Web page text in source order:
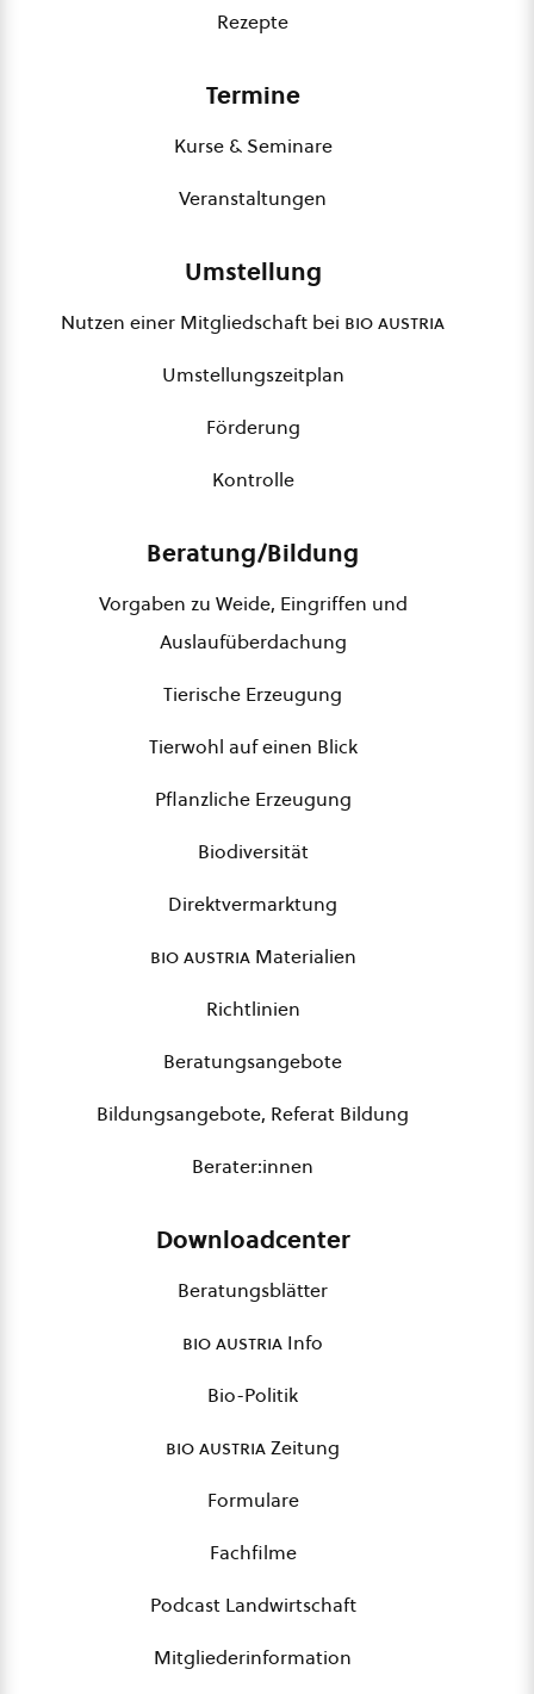
Rezepte
Termine
Kurse & Seminare
Veranstaltungen
Umstellung
Nutzen einer Mitgliedschaft bei bio austria
Umstellungszeitplan
Förderung
Kontrolle
Beratung/Bildung
Vorgaben zu Weide, Eingriffen und
Auslaufüberdachung
Tierische Erzeugung
Tierwohl auf einen Blick
Pflanzliche Erzeugung
Biodiversität
Direktvermarktung
bio austriaMaterialien
Richtlinien
Beratungsangebote
Bildungsangebote, Referat Bildung
Berater:innen
Downloadcenter
Beratungsblätter
bio austria Info
Bio-Politik
bio austriaZeitung
Formulare
Fachfilme
Podcast Landwirtschaft
Mitgliederinformation